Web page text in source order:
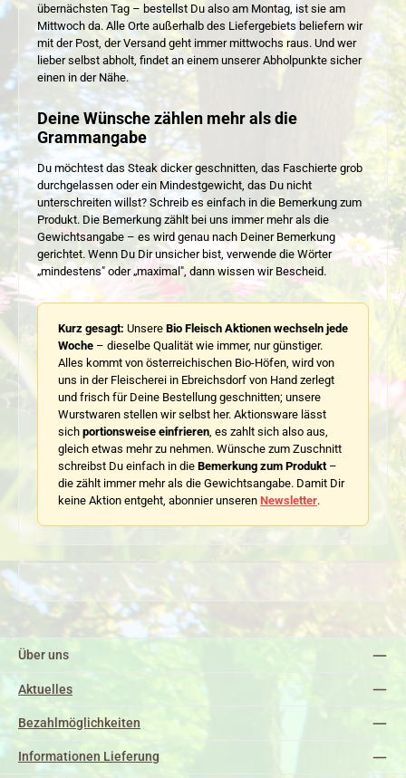
übernächsten Tag – bestellst Du also am Montag, ist sie am
Mittwoch da. Alle Orte außerhalb des Liefergebiets beliefern wir
mit der Post, der Versand geht immer mittwochs raus. Und wer
lieber selbst abholt, findet an einem unserer Abholpunkte sicher
einen in der Nähe.
Deine Wünsche zählen mehr als die
Grammangabe
Du möchtest das Steak dicker geschnitten, das Faschierte grob
durchgelassen oder ein Mindestgewicht, das Du nicht
unterschreiten willst? Schreib es einfach in die Bemerkung zum
Produkt. Die Bemerkung zählt bei uns immer mehr als die
Gewichtsangabe – es wird genau nach Deiner Bemerkung
gerichtet. Wenn Du Dir unsicher bist, verwende die Wörter
„mindestens" oder „maximal", dann wissen wir Bescheid.
Kurz gesagt: Unsere Bio Fleisch Aktionen wechseln jede
Woche – dieselbe Qualität wie immer, nur günstiger.
Alles kommt von österreichischen Bio-Höfen, wird von
uns in der Fleischerei in Ebreichsdorf von Hand zerlegt
und frisch für Deine Bestellung geschnitten; unsere
Wurstwaren stellen wir selbst her. Aktionsware lässt
sich portionsweise einfrieren, es zahlt sich also aus,
gleich etwas mehr zu nehmen. Wünsche zum Zuschnitt
schreibst Du einfach in die Bemerkung zum Produkt–
die zählt immer mehr als die Gewichtsangabe. Damit Dir
keine Aktion entgeht, abonnier unseren Newsletter.
Über uns
Aktuelles
Bezahlmöglichkeiten
Informationen Lieferung